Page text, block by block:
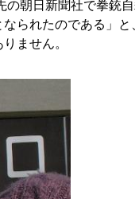
の朝日新聞社で拳銃
られたのである」と
ません。